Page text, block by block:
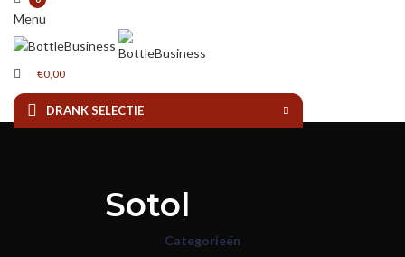
Menu
€0,00
DRANK SELECTIE
Sotol
Categorieën